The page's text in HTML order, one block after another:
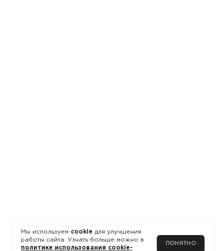
Мы используем cookie для улучшения
работы сайта. Узнать больше можно в
политике использования cookie-
ПОНЯТНО